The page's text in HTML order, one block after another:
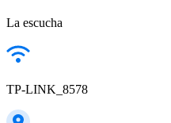
La escucha
TP-LINK_8578